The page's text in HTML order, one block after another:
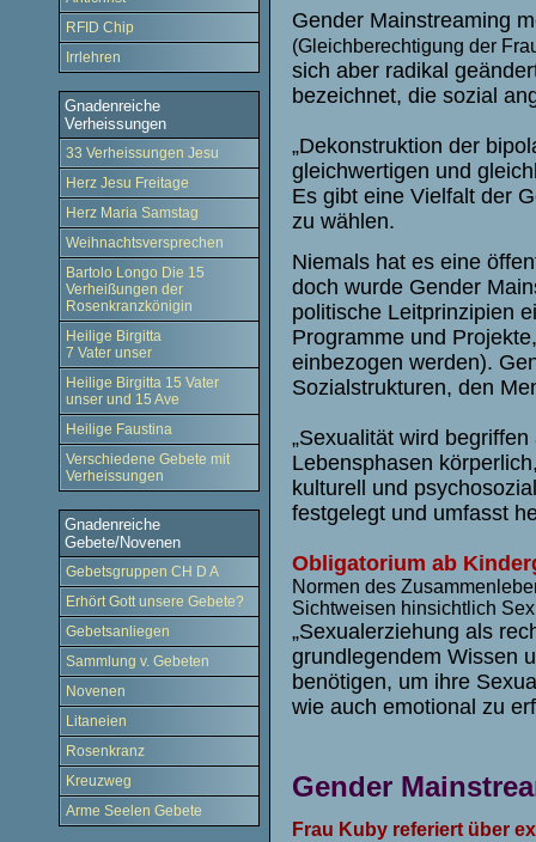
RFID Chip
Irrlehren
Gnadenreiche
Verheissungen
33 Verheissungen Jesu
Herz Jesu Freitage
Herz Maria Samstag
Weihnachtsversprechen
Bartolo Longo Die 15
Verheißungen der
Rosenkranzkönigin
Heilige Birgitta
7 Vater unser
Heilige Birgitta 15 Vater
unser und 15 Ave
Heilige Faustina
Verschiedene Gebete mit
Verheissungen
Gnadenreiche
Gebete/Novenen
Gebetsgruppen CH D A
Erhört Gott unsere Gebete?
Gebetsanliegen
Sammlung v. Gebeten
Novenen
Litaneien
Rosenkranz
Kreuzweg
Arme Seelen Gebete
Gender Mainstreaming
(Gleichberechtigung der
sich aber radikal
bezeichnet, die sozial
„Dekonstruktion der
gleichwertigen und
Es gibt eine Vielfalt der
zu wählen.
Niemals hat es eine
doch wurde Gender
politische Leitprinzipien
Programme und
einbezogen werden).
Sozialstrukturen, den
„Sexualität wird
Lebensphasen
kulturell und
festgelegt und umfasst
Obligatorium ab
Normen des
Sichtweisen hinsichtlich
„Sexualerziehung als
grundlegendem Wissen
benötigen, um ihre
wie auch emotional zu
Gender
Frau Kuby referiert über